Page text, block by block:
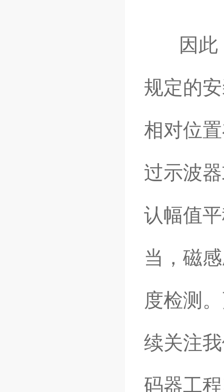
因此，
规定的
相对位
过示波
认幅值
当，磁
度检测
续关注
码器工